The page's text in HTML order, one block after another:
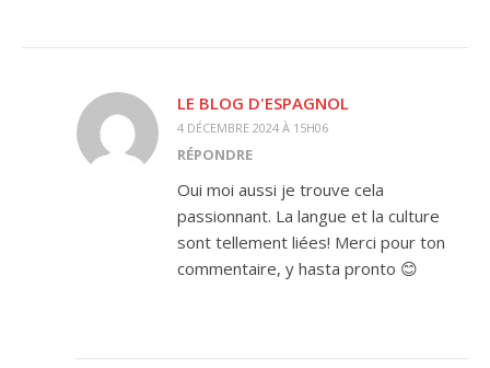
LE BLOG D'ESPAGNOL
4 DÉCEMBRE 2024 À 15H06
RÉPONDRE
Oui moi aussi je trouve cela
passionnant. La langue et la culture
sont tellement liées! Merci pour ton
commentaire, y hasta pronto 😊